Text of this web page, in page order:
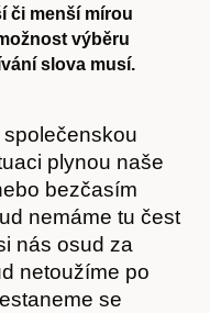
či menší mírou
výběru
slova musí.
plynou naše
bezčasím
nemáme tu čest
nás osud za
netoužíme po
se